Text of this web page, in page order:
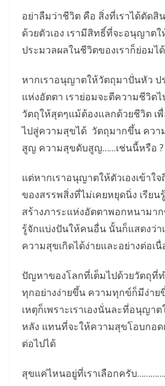
อย่าลืมว่าชีวิต คือ สิ่งที่เราได้ตัดสิ
ด้วยตัวเอง เรามีสิทธิ์ที่จะอนุญาต
ประมวลผลในชีวิตของเราก็ย่อมได้
หากเราอนุญาตให้วัตถุมาปั่นหัว ป
แห่งอัตตา เราย่อมจะตีความชีวิตไ
วัตถุให้สุดๆแม้ต้องแลกด้วยชีวิต เ
ไปสู่ความสุขได้ วัตถุมากขึ้น คว
สูญ ความสุขดับสูญ……เช่นนี้หรือ ?
แต่หากเราอนุญาตให้ตัวเองเข้าใ
ของสรรพสิ่งที่ไม่เคยหยุดนิ่ง เรียน
สร้างภาระแห่งอัตตาพอกหนามา
รู้จักแบ่งปันให้คนอื่น นั้นก็แสดงว่า
ความสุขเกิดได้ง่ายและอย่างต่อเ
ปัญหาของโลกที่เต็มไปด้วยวัตถุที่
ทุกอย่างง่ายขึ้น ความทุกข์ก็มีง่าย
เหตุก็เพราะเราเองนั่นละที่อนุญ
หลัง แทนที่จะให้ความสุขโอบกอด
ต่อไปได้
สุขแค่ไหนอยู่ที่เราเลือกครับ